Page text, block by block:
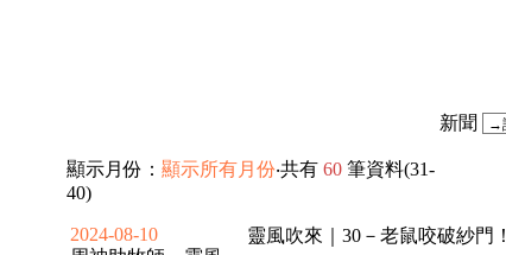
新聞
顯示月份： 顯示所有月份‧共有 60筆資料(31-
40)
2024-08-10
靈風吹來｜30－老鼠咬破紗門！